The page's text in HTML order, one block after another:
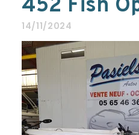
452 Fish
14/11/2024